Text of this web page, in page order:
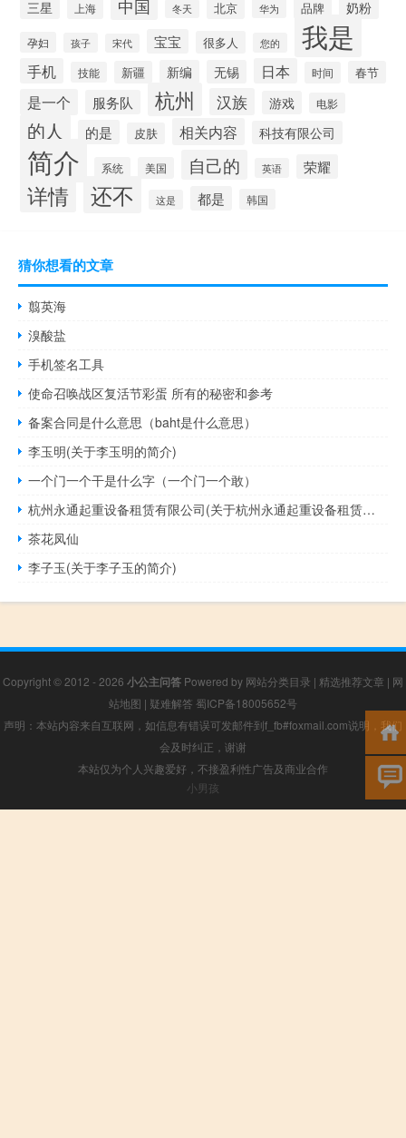
三星 上海 中国 冬天 北京 华为 品牌 奶粉
孕妇 孩子 宋代 宝宝 很多人 您的 我是
手机 技能 新疆 新编 无锡 日本 时间 春节
是一个 服务队 杭州 汉族 游戏 电影
的人 的是 皮肤 相关内容 科技有限公司
简介 系统 美国 自己的 英语 荣耀
详情 还不 这是 都是 韩国
猜你想看的文章
翦英海
溴酸盐
手机签名工具
使命召唤战区复活节彩蛋 所有的秘密和参考
备案合同是什么意思（baht是什么意思）
李玉明(关于李玉明的简介)
一个门一个干是什么字（一个门一个敢）
杭州永通起重设备租赁有限公司(关于杭州永通起重设备租赁有限公司的简介)
茶花凤仙
李子玉(关于李子玉的简介)
Copyright © 2012 - 2026 小公主问答 Powered by 网站分类目录 | 精选推荐文章 | 网
站地图 | 疑难解答 蜀ICP备18005652号
声明：本站内容来自互联网，如信息有错误可发邮件到f_fb#foxmail.com说明，我们
会及时纠正，谢谢
本站仅为个人兴趣爱好，不接盈利性广告及商业合作
小男孩